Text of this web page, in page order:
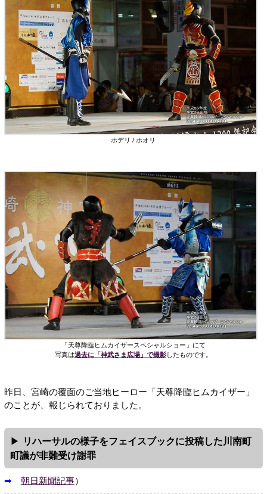
ホデリ / ホオリ
「天尊降臨ヒムカイザースペシャルショー」にて
写真は過去に「神武さま広場」で撮影したものです。
昨日、宮崎の覆面のご当地ヒーロー「天尊降臨ヒムカイザー」
のことが、報じられておりました。
リハーサルの様子をフェイスブックに投稿した川南町
町議が非難受け謝罪
➡ 朝日新聞記事）